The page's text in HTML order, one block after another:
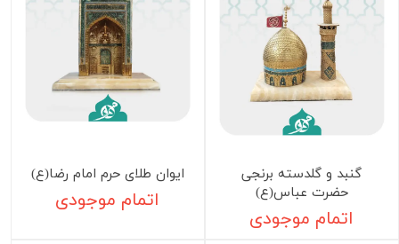
گنبد و گلدسته برنجی
حضرت عباس(ع)
اتمام موجودی
ایوان طلای حرم امام رضا(ع)
اتمام موجودی